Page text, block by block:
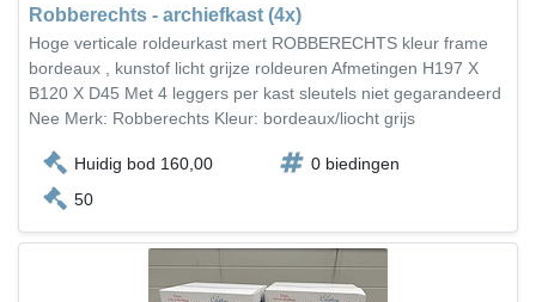
Robberechts - archiefkast (4x)
Hoge verticale roldeurkast mert ROBBERECHTS kleur frame
bordeaux , kunstof licht grijze roldeuren Afmetingen H197 X
B120 X D45 Met 4 leggers per kast sleutels niet gegarandeerd
Nee Merk: Robberechts Kleur: bordeaux/liocht grijs
Huidig bod 160,00
0 biedingen
50